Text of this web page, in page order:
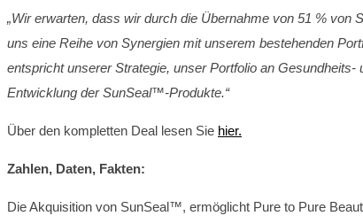
„Wir erwarten, dass wir durch die Übernahme von 51 %
uns eine Reihe von Synergien mit unserem bestehenden
entspricht unserer Strategie, unser Portfolio an
Entwicklung der SunSeal™-Produkte.“
Über den kompletten Deal lesen Sie hier.
Zahlen, Daten, Fakten:
Die Akquisition von SunSeal™, ermöglicht Pure to Pure